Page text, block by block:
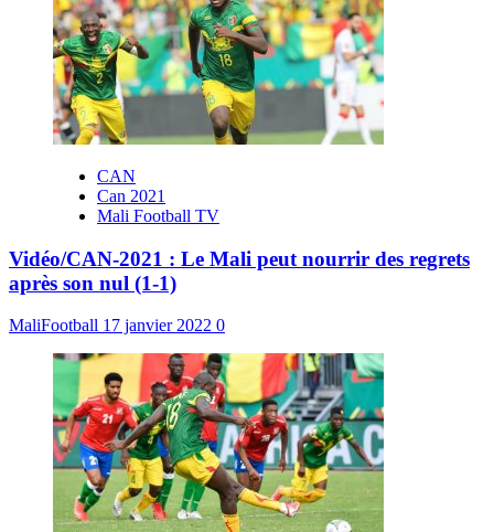
CAN
Can 2021
Mali Football TV
Vidéo/CAN-2021 : Le Mali peut nourrir des regrets
après son nul (1-1)
MaliFootball 17 janvier 2022 0